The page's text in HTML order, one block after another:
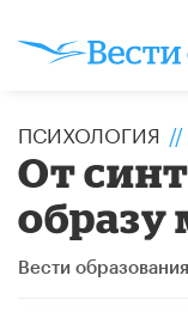
ПСИХОЛОГИЯ //
От
образу
Вести образования